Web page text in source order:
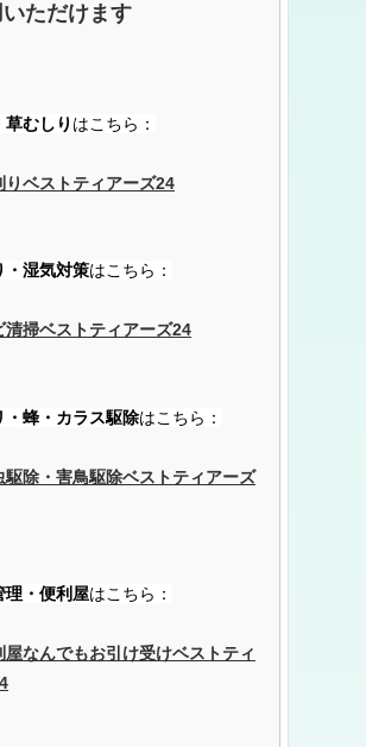
いただけます
むしり はこちら：
りベストティアーズ24
・湿気対策はこちら：
清掃ベストティアーズ24
・蜂・カラス駆除はこちら：
駆除・害鳥駆除ベストティアーズ
理・便利屋はこちら：
屋なんでもお引け受けベストティ